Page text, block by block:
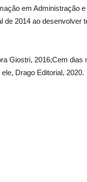
em Administração e
de 2014 ao desenvolver
Giostri, 2016;Cem dias
Drago Editorial, 2020.